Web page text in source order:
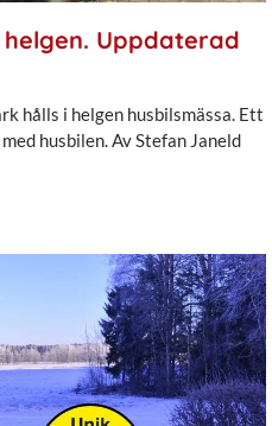
Uppdaterad
hålls i helgen husbilsmässa. Ett
husbilen. Av Stefan Janeld